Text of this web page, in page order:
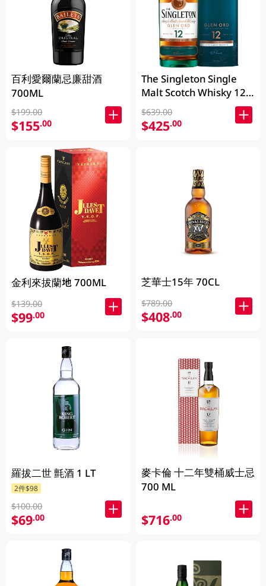
百利愛爾蘭忌廉甜酒
700ML
$199.00
$155.00
金利來拔蘭地 700ML
$139.00
$99.00
羅拔二世 氈酒 1 LT
2件$98
$100.00
$69.00
The Singleton Single
Malt Scotch Whisky 12
Years 700ML
$639.00
$425.00
芝華士15年 70CL
$789.00
$408.00
麥卡倫 十二年雙桶威士忌
700 ML
$716.00